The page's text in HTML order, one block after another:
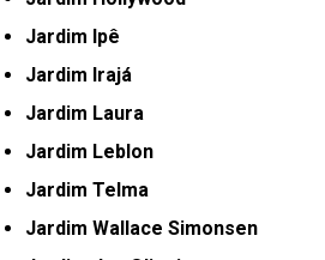
Jardim Ipê
Jardim Irajá
Jardim Laura
Jardim Leblon
Jardim Telma
Jardim Wallace Simonsen